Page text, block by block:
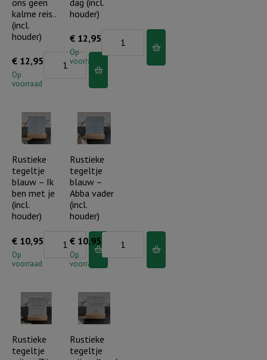
houder)
houder)
ons geen
kalme reis..
(incl.
houder)
€ 12,95
Op
voorraad
Rustieke
God
heeft
ons
geen
kalme
houder)
dag (incl.
houder)
€ 12,95
Op
voorraad
Rustieke
tegel
wit
aan
dag
houder)
aantal
Rustieke
tegeltje
blauw – Ik
ben met je
(incl.
houder)
€ 10,95
Op
voorraad
Rustieke
tegeltje
Ik
ben
met
je
Rustieke
tegeltje
blauw –
Abba vader
(incl.
houder)
€ 10,95
Op
voorraad
Rustieke
tegeltje
blauw
Abba
vader
(incl.
houder)
Rustieke
tegeltje
Rustieke
tegeltje